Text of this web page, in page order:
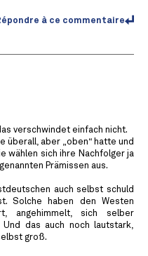
à ce commentaire
verschwindet einfach nicht.
überall, aber „oben“ hatte und
wählen sich ihre Nachfolger ja
Prämissen aus.
auch selbst schuld
Solche haben den Westen
angehimmelt, sich selber
Und das auch noch lautstark,
groß.